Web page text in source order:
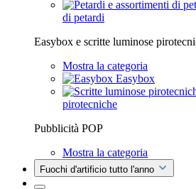
di petardi
Easybox e scritte luminose
Mostra la categoria
Easybox
pirotecniche
Pubblicità POP
Mostra la categoria
Fuochi d'artificio tutto l'anno